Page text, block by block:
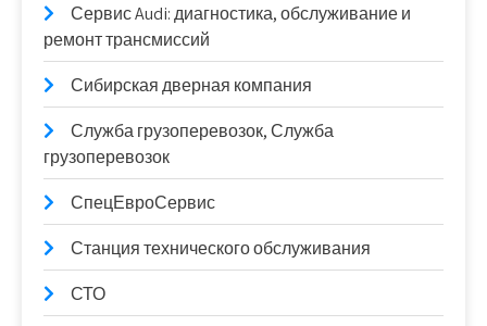
Сервис Audi: диагностика, обслуживание и
ремонт трансмиссий
Сибирская дверная компания
Служба грузоперевозок, Служба
грузоперевозок
СпецЕвроСервис
Станция технического обслуживания
СТО